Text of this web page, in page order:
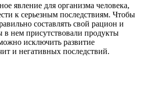
явление для организма человека,
к серьезным последствиям. Чтобы
составлять свой рацион и
в нем присутствовали продукты
исключить развитие
и негативных последствий.